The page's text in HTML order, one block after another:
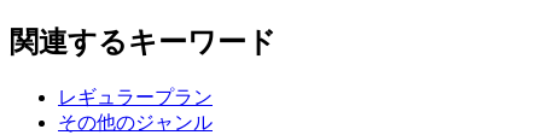
関連するキーワード
レギュラープラン
その他のジャンル